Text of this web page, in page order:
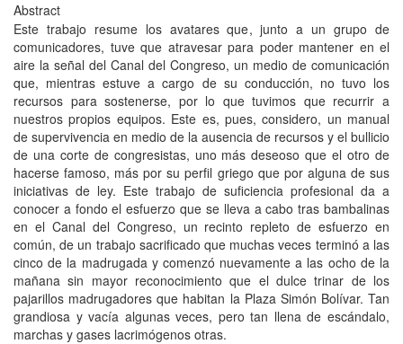
Abstract
Este trabajo resume los avatares que, junto a un grupo de
comunicadores, tuve que atravesar para poder mantener en el
aire la señal del Canal del Congreso, un medio de comunicación
que, mientras estuve a cargo de su conducción, no tuvo los
recursos para sostenerse, por lo que tuvimos que recurrir a
nuestros propios equipos. Este es, pues, considero, un manual
de supervivencia en medio de la ausencia de recursos y el bullicio
de una corte de congresistas, uno más deseoso que el otro de
hacerse famoso, más por su perfil griego que por alguna de sus
iniciativas de ley. Este trabajo de suficiencia profesional da a
conocer a fondo el esfuerzo que se lleva a cabo tras bambalinas
en el Canal del Congreso, un recinto repleto de esfuerzo en
común, de un trabajo sacrificado que muchas veces terminó a las
cinco de la madrugada y comenzó nuevamente a las ocho de la
mañana sin mayor reconocimiento que el dulce trinar de los
pajarillos madrugadores que habitan la Plaza Simón Bolívar. Tan
grandiosa y vacía algunas veces, pero tan llena de escándalo,
marchas y gases lacrimógenos otras.